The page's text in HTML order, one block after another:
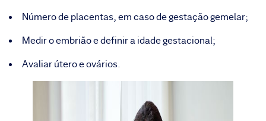
Número de placentas, em caso de gestação gemelar;
Medir o embrião e definir a idade gestacional;
Avaliar útero e ovários.